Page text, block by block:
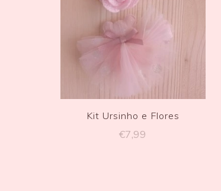
Kit Ursinho e Flores
€7,99